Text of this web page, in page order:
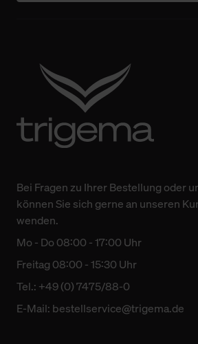
Bei Fragen zu Ihrer Bestellung oder
können Sie sich gerne an unseren
wenden.
Mo - Do 08:00 - 17:00 Uhr
Freitag 08:00 - 15:30 Uhr
Tel.: +49 (0) 7475/88-0
E-Mail: bestellservice@trigema.de